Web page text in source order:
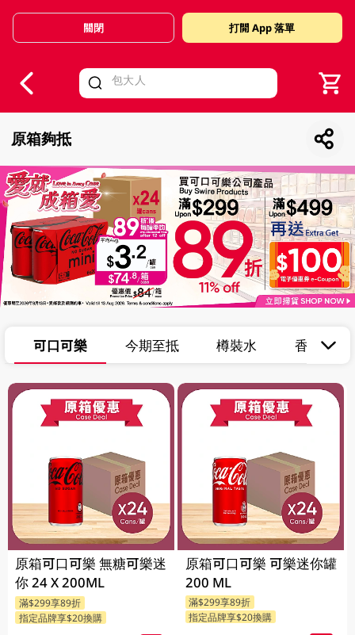
Valid Until 30 June 2026
關閉 打開 App 落單
原箱夠抵
可口可樂 今期至抵 樽裝水 香檳及汽
原箱可口可樂 無糖可樂迷
你 24 X 200ML
滿$299享89折
指定品牌享$20換購
原箱可口可樂 可樂迷你罐
200 ML
滿$299享89折
指定品牌享$20換購